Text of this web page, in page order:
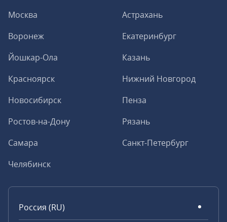
Москва
Астрахань
Воронеж
Екатеринбург
Йошкар-Ола
Казань
Красноярск
Нижний Новгород
Новосибирск
Пенза
Ростов-на-Дону
Рязань
Самара
Санкт-Петербург
Челябинск
Россия (RU)